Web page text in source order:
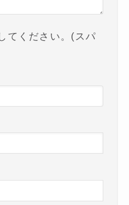
てください。(スパ